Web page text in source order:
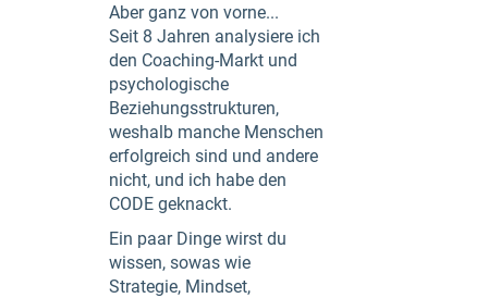
Aber ganz von vorne...
Seit 8 Jahren analysiere ich
den Coaching-Markt und
psychologische
Beziehungsstrukturen,
weshalb manche Menschen
erfolgreich sind und andere
nicht, und ich habe den
CODE geknackt.
Ein paar Dinge wirst du
wissen, sowas wie
Strategie, Mindset,